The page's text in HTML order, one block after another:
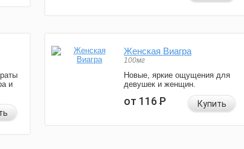
и
Женская Виагра
100мг
Новые, яркие ощущения для
девушек и женщин.
от 116Р Купить